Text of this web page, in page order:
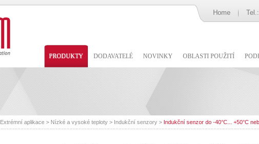
Home
PRODUKTY DODAVATELÉ NOVINKY OBLASTI POUŽITÍ
Extrémní aplikace> Nízké a vysoké teploty> Indukční senzory> Indukční senzor do -40°C... +50°C